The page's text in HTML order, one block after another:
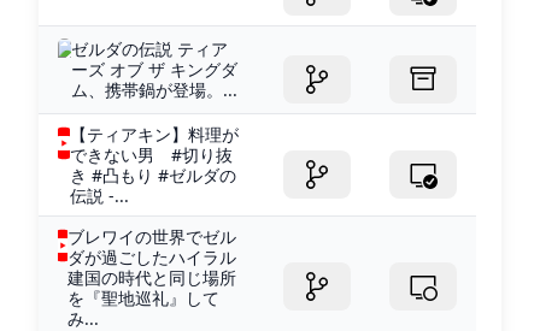
ゼルダの伝説 ティア
ーズ オブ ザ キングダ
ム、携帯鍋が登場。...
【ティアキン】料理が
できない男 #切り抜
き #凸もり #ゼルダの
伝説 -...
ブレワイの世界でゼル
ダが過ごしたハイラル
建国の時代と同じ場所
を『聖地巡礼』して
み...